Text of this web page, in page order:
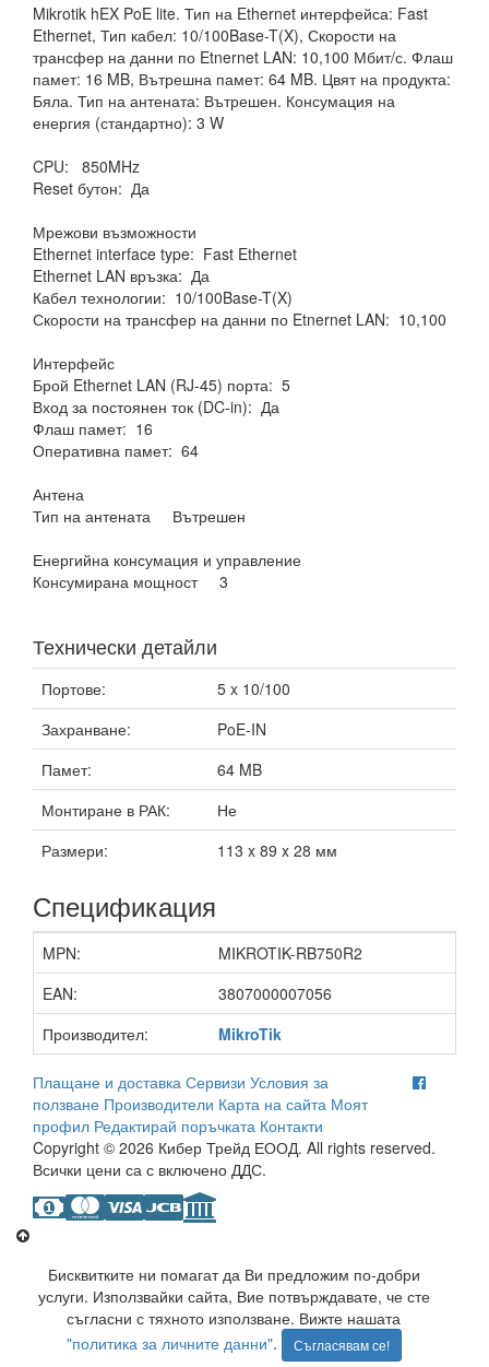
Mikrotik hEX PoE lite. Тип на Ethernet интерфейса: Fast
Ethernet, Тип кабел: 10/100Base-T(X), Скорости на
трансфер на данни по Etnernet LAN: 10,100 Мбит/с. Флаш
памет: 16 MB, Вътрешна памет: 64 MB. Цвят на продукта:
Бяла. Тип на антената: Вътрешен. Консумация на
енергия (стандартно): 3 W
CPU: 850MHz
Reset бутон: Да
Мрежови възможности
Ethernet interface type: Fast Ethernet
Ethernet LAN връзка: Да
Кабел технологии: 10/100Base-T(X)
Скорости на трансфер на данни по Etnernet LAN: 10,100
Интерфейс
Брой Ethernet LAN (RJ-45) порта: 5
Вход за постоянен ток (DC-in): Да
Флаш памет: 16
Оперативна памет: 64
Антена
Тип на антената Вътрешен
Енергийна консумация и управление
Консумирана мощност 3
Технически детайли
Портове:
5 x 10/100
Захранване:
PoE-IN
Памет:
64 MB
Монтиране в РАК:
Не
Размери:
113 x 89 x 28 мм
Спецификация
MPN:
MIKROTIK-RB750R2
EAN:
3807000007056
Производител:
MikroTik
Плащане и доставка Сервизи Условия за
ползване Производители Карта на сайта Моят
профил Редактирай поръчката Контакти
Copyright © 2026 Кибер Трейд ЕООД. All rights reserved.
Всички цени са с включено ДДС.
Бисквитките ни помагат да Ви предложим по-добри
услуги. Използвайки сайта, Вие потвърждавате, че сте
съгласни с тяхното използване. Вижте нашата
"политика за личните данни". Съгласявам се!